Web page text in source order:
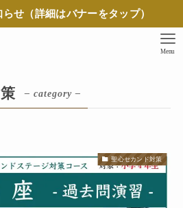
せ（詳細はバナーをタップ）
Menu
– category –
聖心セカンド対策